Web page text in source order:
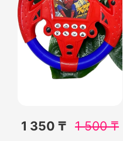
1 350 ₸ 1 500₸